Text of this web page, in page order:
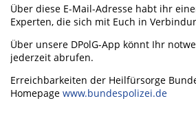
Über diese E-Mail-Adresse habt ihr
Experten, die sich mit Euch in
Über unsere DPolG-App könnt Ihr
jederzeit abrufen.
Erreichbarkeiten der Heilfürsorge
Homepage www.bundespolizei.de